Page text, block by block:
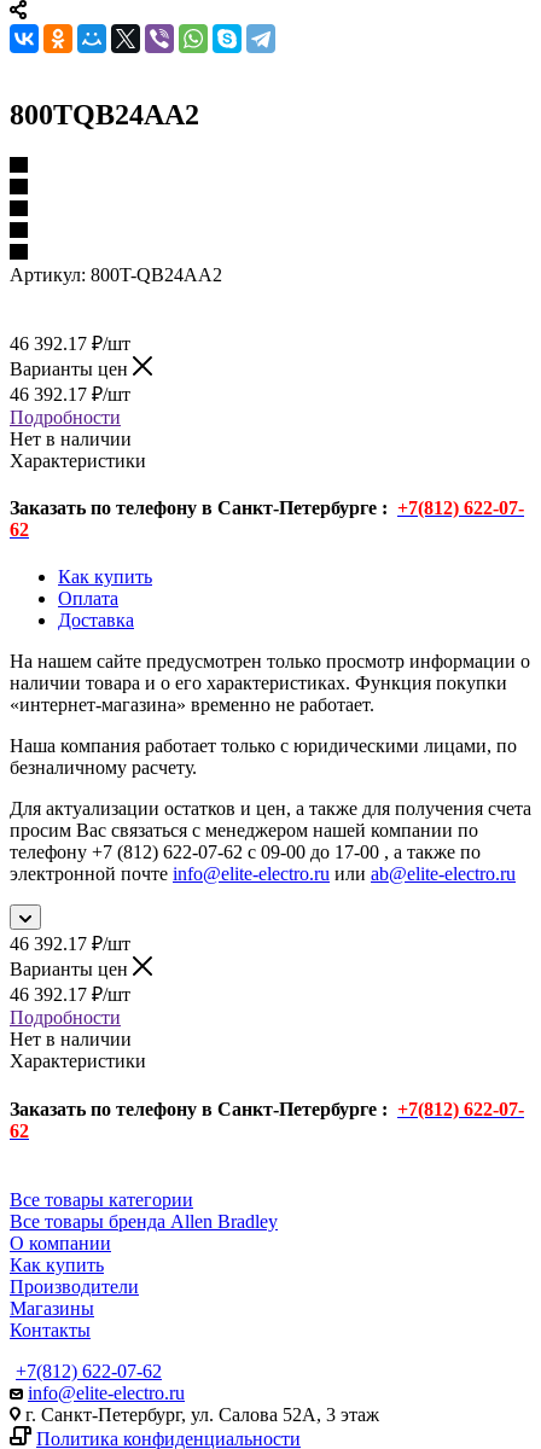
800TQB24AA2
Артикул: 800T-QB24AA2
46 392.17 ₽/шт
Варианты цен
46 392.17 ₽/шт
Подробности
Нет в наличии
Характеристики
Заказать по телефону в Санкт-Петербурге : +7(812) 622-07-
62
Как купить
Оплата
Доставка
На нашем сайте предусмотрен только просмотр информации о
наличии товара и о его характеристиках. Функция покупки
«интернет-магазина» временно не работает.
Наша компания работает только с юридическими лицами, по
безналичному расчету.
Для актуализации остатков и цен, а также для получения счета
просим Вас связаться с менеджером нашей компании по
телефону +7 (812) 622-07-62 с 09-00 до 17-00 , а также по
электронной почте info@elite-electro.ru или ab@elite-electro.ru
46 392.17 ₽/шт
Варианты цен
46 392.17 ₽/шт
Подробности
Нет в наличии
Характеристики
Заказать по телефону в Санкт-Петербурге : +7(812) 622-07-
62
Все товары категории
Все товары бренда Allen Bradley
О компании
Как купить
Производители
Магазины
Контакты
+7(812) 622-07-62
info@elite-electro.ru
г. Санкт-Петербург, ул. Салова 52А, 3 этаж
Политика конфиденциальности